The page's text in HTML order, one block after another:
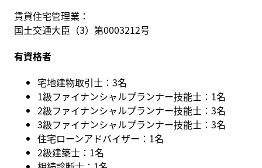
賃貸住宅管理業：
国土交通大臣（3）第0003212号
有資格者
宅地建物取引士：3名
1級ファイナンシャルプランナー技能士：1名
2級ファイナンシャルプランナー技能士：3名
3級ファイナンシャルプランナー技能士：3名
住宅ローンアドバイザー：1名
2級建築士：1名